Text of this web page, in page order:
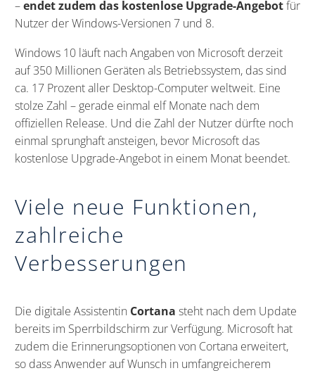
–endet zudem das kostenlose Upgrade-Angebotfür
Nutzer der Windows-Versionen 7 und 8.
Windows 10 läuft nach Angaben von Microsoft derzeit
auf 350 Millionen Geräten als Betriebssystem, das sind
ca. 17 Prozent aller Desktop-Computer weltweit. Eine
stolze Zahl – gerade einmal elf Monate nach dem
offiziellen Release. Und die Zahl der Nutzer dürfte noch
einmal sprunghaft ansteigen, bevor Microsoft das
kostenlose Upgrade-Angebot in einem Monat beendet.
Viele neue Funktionen,
zahlreiche
Verbesserungen
Die digitale Assistentin Cortana steht nach dem Update
bereits im Sperrbildschirm zur Verfügung. Microsoft hat
zudem die Erinnerungsoptionen von Cortana erweitert,
so dass Anwender auf Wunsch in umfangreicherem